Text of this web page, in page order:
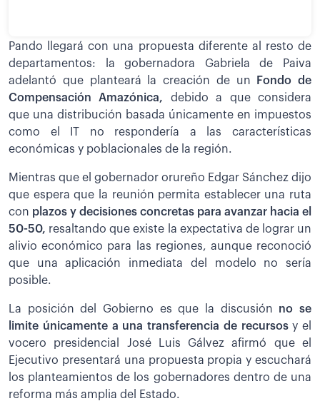
Pando llegará con una propuesta diferente al resto de
departamentos: la gobernadora Gabriela de Paiva
adelantó que planteará la creación de un
Fondo de
Compensación Amazónica, debido a que considera
que una distribución basada únicamente en impuestos
como el IT no respondería a las características
económicas y poblacionales de la región.
Mientras que el gobernador orureño Edgar Sánchez dijo
que espera que la reunión permita establecer una ruta
con plazos y decisiones concretas para avanzar hacia el
50-50, resaltando que existe la expectativa de lograr un
alivio económico para las regiones, aunque reconoció
que una aplicación inmediata del modelo no sería
posible.
La posición del Gobierno es que la discusión no se
limite únicamente a una transferencia de recursosy el
vocero presidencial José Luis Gálvez afirmó que el
Ejecutivo presentará una propuesta propia y escuchará
los planteamientos de los gobernadores dentro de una
reforma más amplia del Estado.